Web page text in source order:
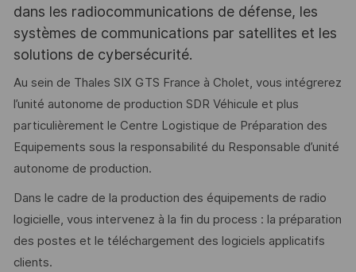
dans les radiocommunications de défense, les
systèmes de communications par satellites et les
solutions de cybersécurité.
Au sein de Thales SIX GTS France à Cholet, vous intégrerez
l’unité autonome de production SDR Véhicule et plus
particulièrement le Centre Logistique de Préparation des
Equipements sous la responsabilité du Responsable d’unité
autonome de production.
Dans le cadre de la production des équipements de radio
logicielle, vous intervenez à la fin du process : la préparation
des postes et le téléchargement des logiciels applicatifs
clients.